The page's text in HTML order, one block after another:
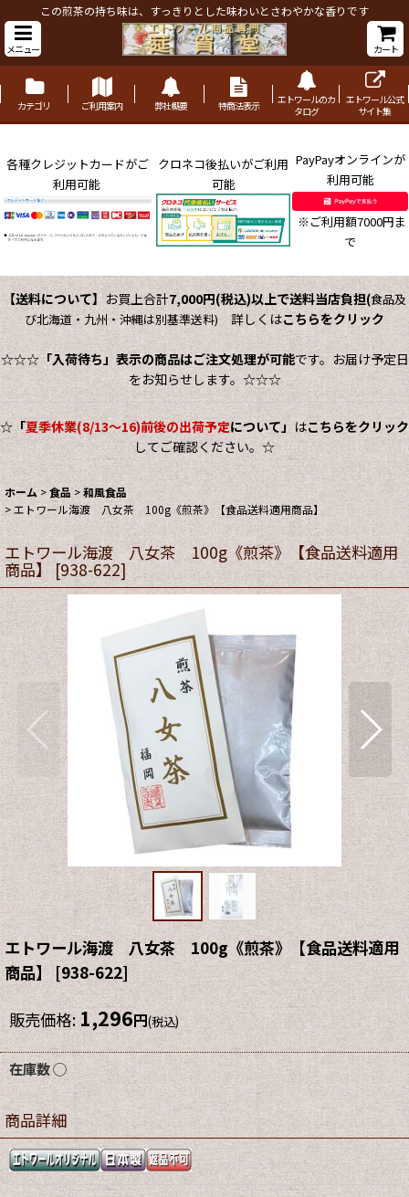
この煎茶の持ち味は、すっきりとした味わいとさわやかな香りです
メニュー カート
カテゴリ ご利用案内 弊社概要 特商法表示
エトワールのカ
タログ
エトワール公式
サイト集
各種クレジットカードがご
利用可能
クロネコ後払いがご利用
可能
PayPayオンラインが
利用可能
※ご利用額7000円ま
で
【送料について】 お買上合計7,000円(税込)以上で送料当店負担(食品及
び北海道・九州・沖縄は別基準送料)詳しくはこちらをクリック
☆☆☆「入荷待ち」表示の商品はご注文処理が可能です。お届け予定日
をお知らせします。☆☆☆
☆「夏季休業(8/13～16)前後の出荷予定について」はこちらをクリック
してご確認ください。☆
ホーム >食品 >和風食品
>エトワール海渡 八女茶 100g《煎茶》【食品送料適用商品】
エトワール海渡 八女茶 100g《煎茶》【食品送料適用
商品】 [938-622]
エトワール海渡 八女茶 100g《煎茶》【食品送料適用
商品】 [938-622]
販売価格:1,296円(税込)
在庫数 ◯
商品詳細